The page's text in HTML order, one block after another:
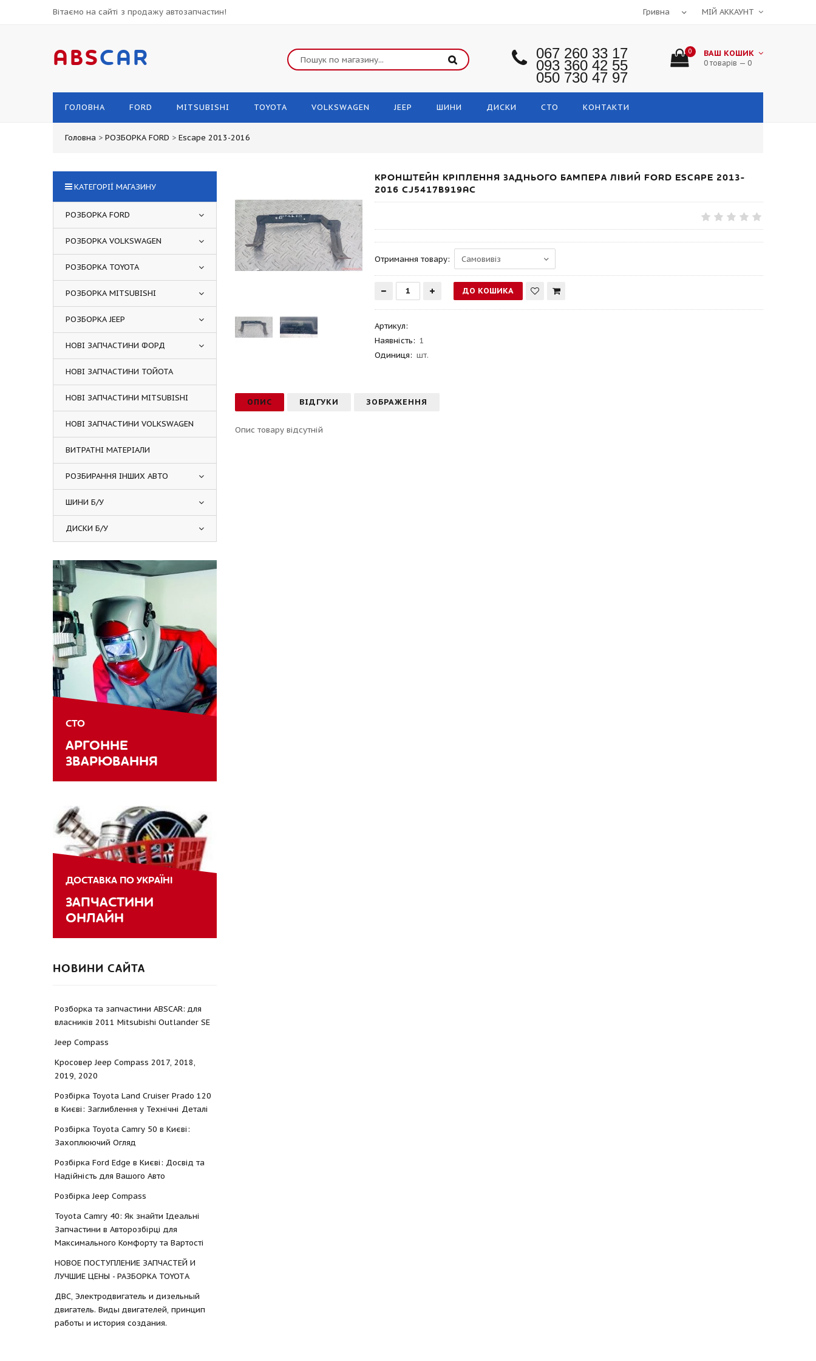
Вітаємо на сайті з продажу автозапчастин! МІЙ АККАУНТ
ABSCAR 067 260 33 17
093 360 42 55
050 730 47 97
0 ВАШ КОШИК
0 товарів — 0
ГОЛОВНА FORD MITSUBISHI TOYOTA VOLKSWAGEN JEEP ШИНИ ДИСКИ СТО КОНТАКТИ
Головна > РОЗБОРКА FORD > Escape 2013-2016
КРОНШТЕЙН КРІПЛЕННЯ ЗАДНЬОГО БАМПЕРА ЛІВИЙ FORD ESCAPE 2013-
2016 CJ5417B919AC
Отримання товару:
Артикул:
Наявність: 1
Одиниця: шт.
ОПИС ВІДГУКИ ЗОБРАЖЕННЯ
Опис товару відсутній
КАТЕГОРІЇ МАГАЗИНУ
РОЗБОРКА FORD
РОЗБОРКА VOLKSWAGEN
РОЗБОРКА TOYOTA
РОЗБОРКА MITSUBISHI
РОЗБОРКА JEEP
НОВІ ЗАПЧАСТИНИ ФОРД
НОВІ ЗАПЧАСТИНИ ТОЙОТА
НОВІ ЗАПЧАСТИНИ MITSUBISHI
НОВІ ЗАПЧАСТИНИ VOLKSWAGEN
ВИТРАТНІ МАТЕРІАЛИ
РОЗБИРАННЯ ІНШИХ АВТО
ШИНИ Б/У
ДИСКИ Б/У
СТО
АРГОННЕ
ЗВАРЮВАННЯ
ДОСТАВКА ПО УКРАЇНІ
ЗАПЧАСТИНИ
ОНЛАЙН
НОВИНИ САЙТА
Розборка та запчастини ABSCAR: для
власників 2011 Mitsubishi Outlander SE
Jeep Compass
Кросовер Jeep Compass 2017, 2018,
2019, 2020
Розбірка Toyota Land Cruiser Prado 120
в Києві: Заглиблення у Технічні Деталі
Розбірка Toyota Camry 50 в Києві:
Захоплюючий Огляд
Розбірка Ford Edge в Києві: Досвід та
Надійність для Вашого Авто
Розбірка Jeep Compass
Toyota Camry 40: Як знайти Ідеальні
Запчастини в Авторозбірці для
Максимального Комфорту та Вартості
НОВОЕ ПОСТУПЛЕНИЕ ЗАПЧАСТЕЙ И
ЛУЧШИЕ ЦЕНЫ - РАЗБОРКА TOYOTА
ДВС, Электродвигатель и дизельный
двигатель. Виды двигателей, принцип
работы и история создания.